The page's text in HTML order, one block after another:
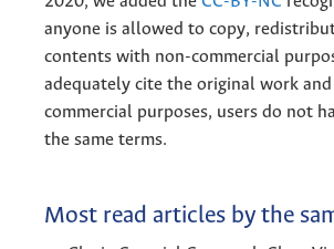
anyone is allowed to copy,
contents with non-commercial
adequately cite the original work
commercial purposes, users do not
the same terms.
Most read articles by the